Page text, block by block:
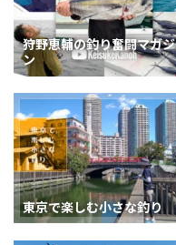
狩野恵輔の釣り奮闘マガジ
ン
東京で楽しむ小さな釣り